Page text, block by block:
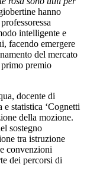
hanno
intelligente e
facendo emergere
del mercato
premio
docente di
statistica ‘Cognetti
della mozione.
sostegno
tra istruzione
convenzioni
dei percorsi di